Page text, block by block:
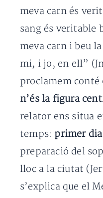
meva carn és
sang és veritable
meva carn i beu
mi, i jo, en ell”
proclamem conté
n’és la figura
relator ens situa
temps: primer
preparació del
lloc a la ciutat
s’explica que el